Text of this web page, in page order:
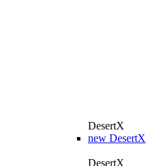
DesertX
new DesertX
DesertX